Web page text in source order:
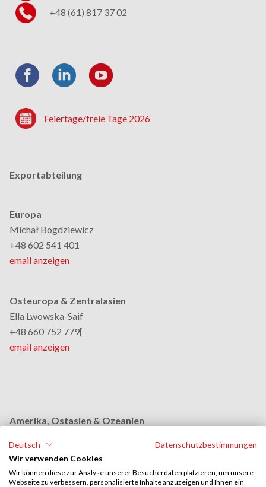
+48 (61) 817 37 02
Feiertage/freie Tage 2026
Exportabteilung
Europa
Michał Bogdziewicz
+48 602 541 401
email anzeigen
Osteuropa & Zentralasien
Ella Lwowska-Saif
+48 660 752 779[
email anzeigen
Amerika, Ostasien & Ozeanien
+48 664 954 631
Deutsch
Datenschutzbestimmungen
Wir verwenden Cookies
Wir können diese zur Analyse unserer Besucherdaten platzieren, um unsere
Webseite zu verbessern, personalisierte Inhalte anzuzeigen und Ihnen ein